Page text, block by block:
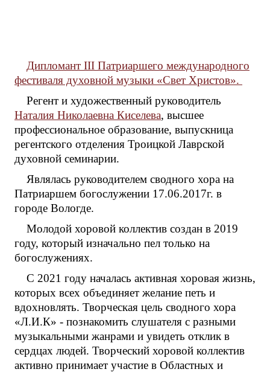
Дипломант III Патриаршего международного
фестиваля духовной музыки «Свет Христов».
Регент и художественный руководитель
Наталия Николаевна Киселева, высшее
профессиональное образование, выпускница
регентского отделения Троицкой Лаврской
духовной семинарии.
Являлась руководителем сводного хора на
Патриаршем богослужении 17.06.2017г. в
городе Вологде.
Молодой хоровой коллектив создан в 2019
году, который изначально пел только на
богослужениях.
С 2021 году началась активная хоровая жизнь,
которых всех объединяет желание петь и
вдохновлять. Творческая цель сводного хора
«Л.И.К» - познакомить слушателя с разными
музыкальными жанрами и увидеть отклик в
сердцах людей. Творческий хоровой коллектив
активно принимает участие в Областных и